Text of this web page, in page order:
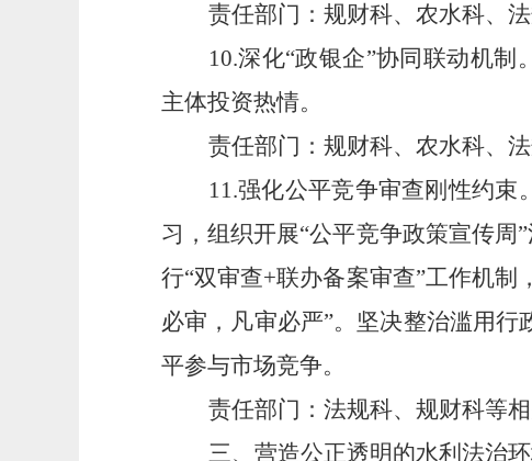
责任部门：规财科、农水科、
10.深化“政银企”协同联动机
主体投资热情。
责任部门：规财科、农水科、
11.强化公平竞争审查刚性约
习，组织开展“公平竞争政策宣传
行“双审查+联办备案审查”工作机
必审，凡审必严”。坚决整治滥用
平参与市场竞争。
责任部门：法规科、规财科等相
三、营造公正透明的水利法治